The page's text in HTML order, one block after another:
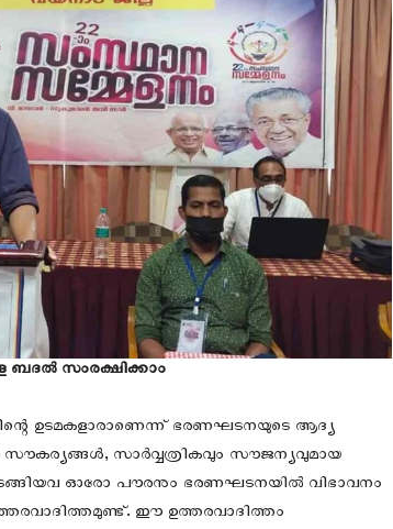
ബദൽ സംരക്ഷിക്കാം
ഉടമകളാരാണെന്ന് ഭരണഘടനയുടെ ആദ്യ
സാർവ്വത്രികവും സൗജന്യവുമായ
ഓരോ പൗരനും ഭരണഘടനയിൽ വിഭാവനം
ഈ ഉത്തരവാദിത്തം